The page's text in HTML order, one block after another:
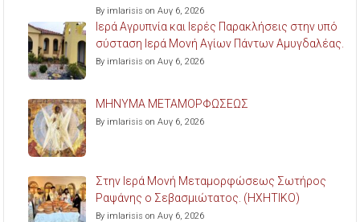
By imlarisis on Αυγ 6, 2026
Ιερά Αγρυπνία και Ιερές Παρακλήσεις στην υπό
σύσταση Ιερά Μονή Αγίων Πάντων Αμυγδαλέας.
By imlarisis on Αυγ 6, 2026
ΜΗΝΥΜΑ ΜΕΤΑΜΟΡΦΩΣΕΩΣ
By imlarisis on Αυγ 6, 2026
Στην Ιερά Μονή Μεταμορφώσεως Σωτήρος
Ραψάνης ο Σεβασμιώτατος. (ΗΧΗΤΙΚΟ)
By imlarisis on Αυγ 6, 2026